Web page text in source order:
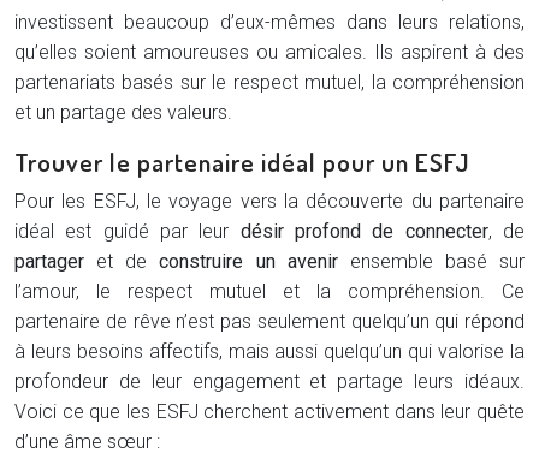
investissent beaucoup d’eux-mêmes dans leurs relations,
qu’elles soient amoureuses ou amicales. Ils aspirent à des
partenariats basés sur le respect mutuel, la compréhension
et un partage des valeurs.
Trouver le partenaire idéal pour un ESFJ
Pour les ESFJ, le voyage vers la découverte du partenaire
idéal est guidé par leur désir profond de connecter, de
partager et deconstruire un avenirensemble basé sur
l’amour, le respect mutuel et la compréhension. Ce
partenaire de rêve n’est pas seulement quelqu’un qui répond
à leurs besoins affectifs, mais aussi quelqu’un qui valorise la
profondeur de leur engagement et partage leurs idéaux.
Voici ce que les ESFJ cherchent activement dans leur quête
d’une âme sœur :